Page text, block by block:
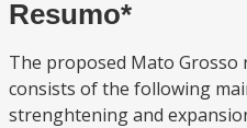
Resumo*
The proposed Mato
consists of the following
strenghtening and